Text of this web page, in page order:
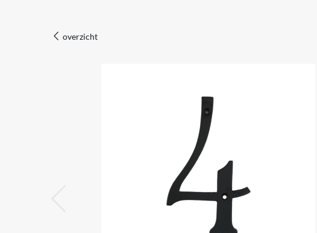
overzicht